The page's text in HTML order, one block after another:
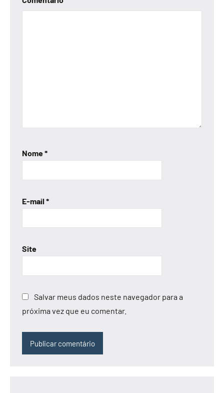
Nome*
E-mail *
Site
Salvar meus dados neste navegador para a
próxima vez que eu comentar.